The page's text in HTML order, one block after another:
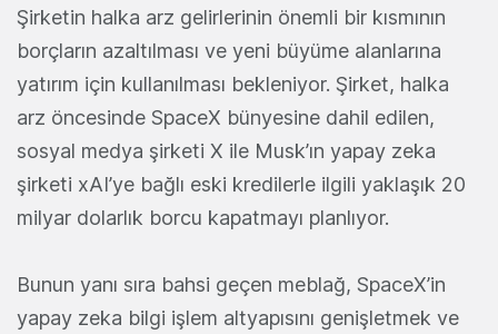
Şirketin halka arz gelirlerinin önemli bir kısmının
borçların azaltılması ve yeni büyüme alanlarına
yatırım için kullanılması bekleniyor. Şirket, halka
arz öncesinde SpaceX bünyesine dahil edilen,
sosyal medya şirketi X ile Musk’ın yapay zeka
şirketi xAI’ye bağlı eski kredilerle ilgili yaklaşık 20
milyar dolarlık borcu kapatmayı planlıyor.
Bunun yanı sıra bahsi geçen meblağ, SpaceX’in
yapay zeka bilgi işlem altyapısını genişletmek ve